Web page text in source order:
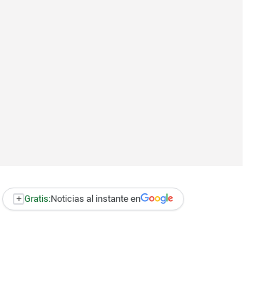
+ Gratis:Noticias al instante en